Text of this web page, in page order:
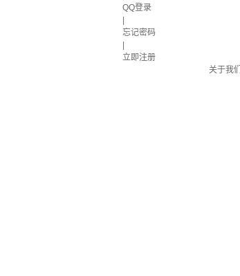
QQ登录
忘记密码
立即注册
关于我们